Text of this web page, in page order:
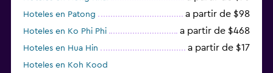
Hoteles en Patong a partir de $98
Hoteles en Ko Phi Phi a partir de $468
Hoteles en Hua Hin a partir de $17
Hoteles en Koh Kood